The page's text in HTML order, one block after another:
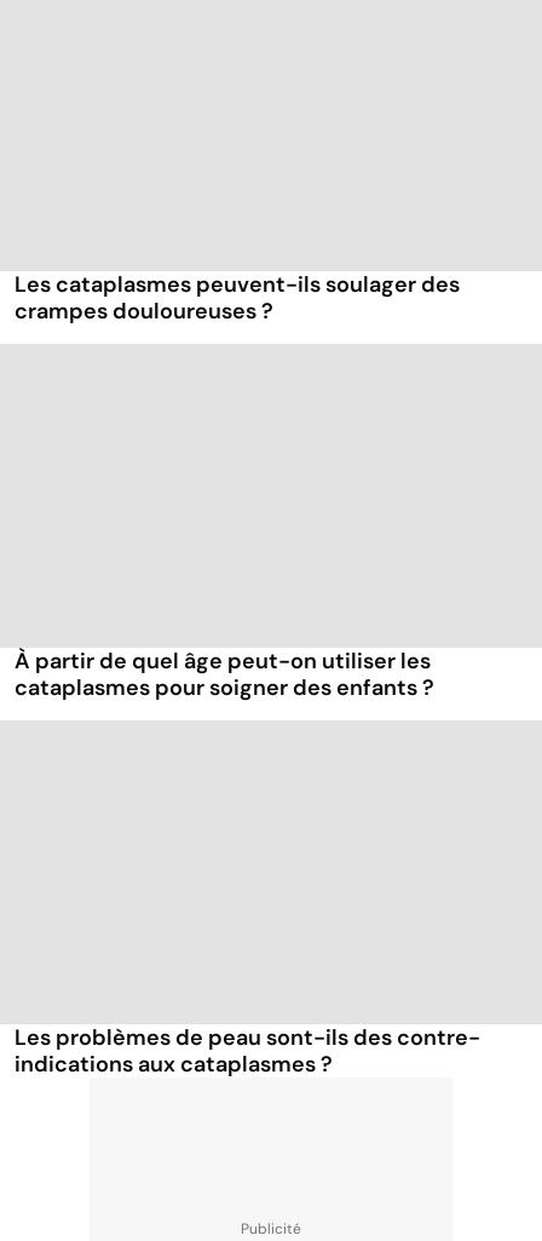
Les cataplasmes peuvent-ils soulager des
crampes douloureuses ?
À partir de quel âge peut-on utiliser les
cataplasmes pour soigner des enfants ?
Les problèmes de peau sont-ils des contre-
indications aux cataplasmes ?